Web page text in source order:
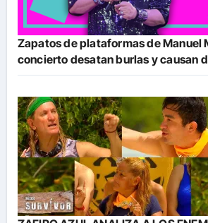
Zapatos de plataformas de Manuel
concierto desatan burlas y causan